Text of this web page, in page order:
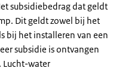
subsidiebedrag dat geldt
Dit geldt zowel bij het
bij het installeren van een
subsidie is ontvangen
Lucht-water